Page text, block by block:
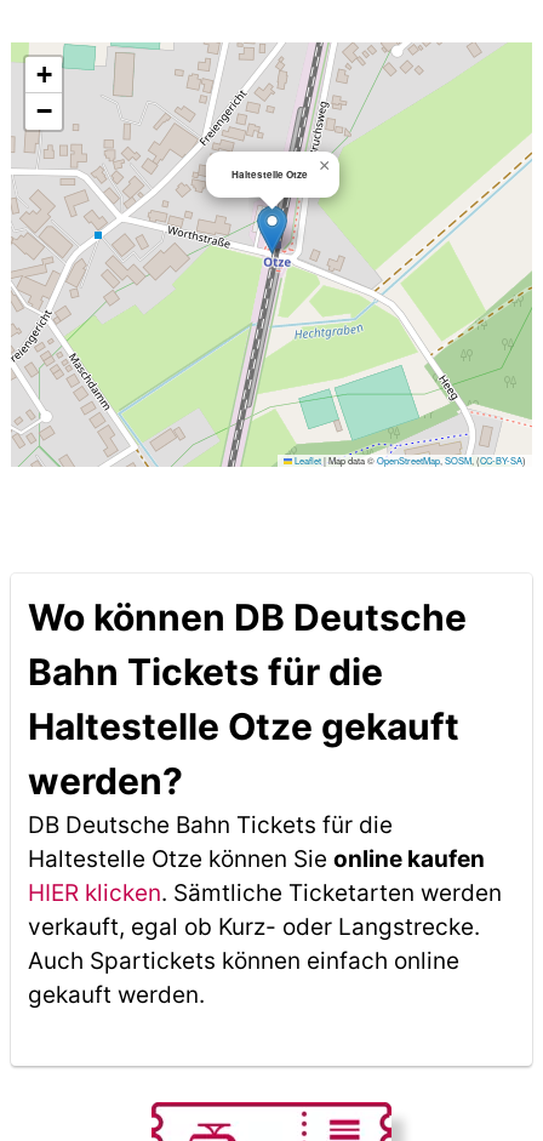
Haltestelle Otze ×
+
−
Leaflet|Map data ©OpenStreetMap ,SOSM , (CC-BY-SA)
Wo können DB Deutsche
Bahn Tickets für die
Haltestelle Otze gekauft
werden?
DB Deutsche Bahn Tickets für die
Haltestelle Otze können Sie online kaufen
HIER klicken. Sämtliche Ticketarten werden
verkauft, egal ob Kurz- oder Langstrecke.
Auch Spartickets können einfach online
gekauft werden.